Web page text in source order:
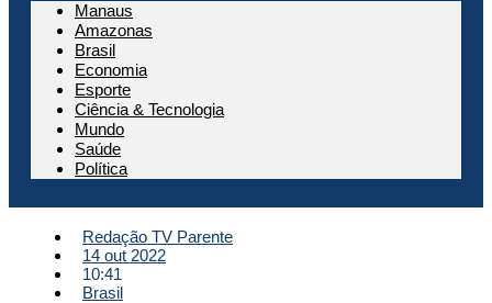
Manaus
Amazonas
Brasil
Economia
Esporte
Ciência & Tecnologia
Mundo
Saúde
Política
Redação TV Parente
14 out 2022
10:41
Brasil